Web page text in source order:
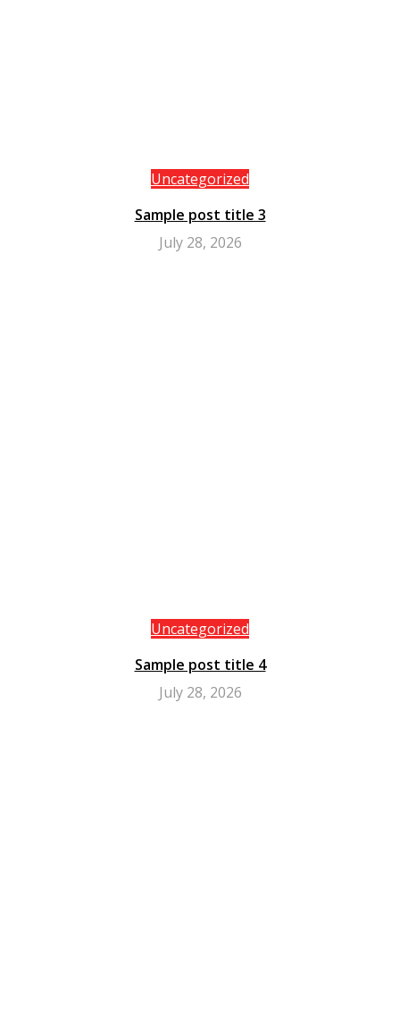
Uncategorized
Sample post title 3
July 28, 2026
Uncategorized
Sample post title 4
July 28, 2026